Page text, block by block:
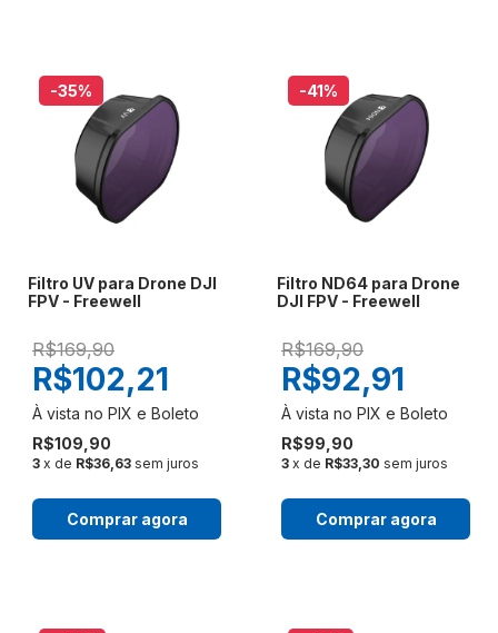
-35%
Filtro UV para Drone DJI
FPV - Freewell
R$169,90
R$109,90
R$102,21
3 x de R$36,63 sem juros
Comprar agora
-41%
Filtro ND64 para Drone
DJI FPV - Freewell
R$169,90
R$99,90
R$92,91
3 x de R$33,30 sem juros
Comprar agora